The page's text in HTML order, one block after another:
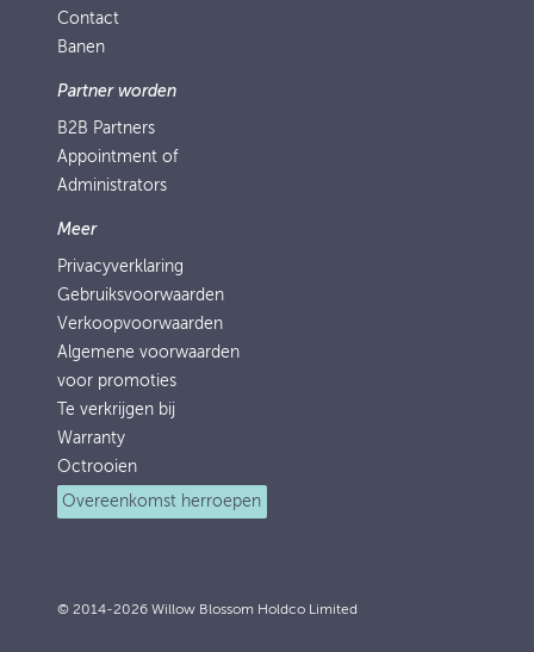
Contact
Banen
Partner worden
B2B Partners
Appointment of
Administrators
Meer
Privacyverklaring
Gebruiksvoorwaarden
Verkoopvoorwaarden
Algemene voorwaarden
voor promoties
Te verkrijgen bij
Warranty
Octrooien
Overeenkomst herroepen
© 2014-2026 Willow Blossom Holdco Limited